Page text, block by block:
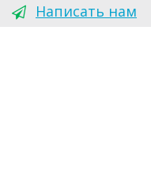
Написать нам